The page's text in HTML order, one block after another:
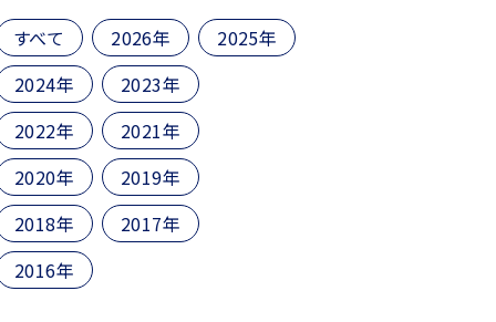
すべて 2026年
2025年
2024年
2023年
2022年
2021年
2020年
2019年
2018年
2017年
2016年